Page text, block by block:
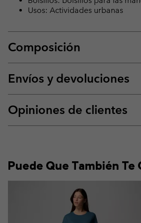
Usos: Actividades urbanas
Composición
Envíos y devoluciones
Opiniones de clientes
Puede Que También Te